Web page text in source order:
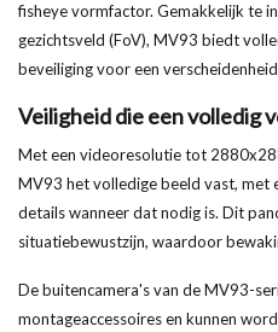
fisheye vormfactor. Gemakkelijk te
gezichtsveld (FoV), MV93 biedt
beveiliging voor een
Veiligheid die een volledig
Met een videoresolutie tot
MV93 het volledige beeld vast, met
details wanneer dat nodig is. Dit
situatiebewustzijn, waardoor
De buitencamera's van de MV93-
montageaccessoires en kunnen